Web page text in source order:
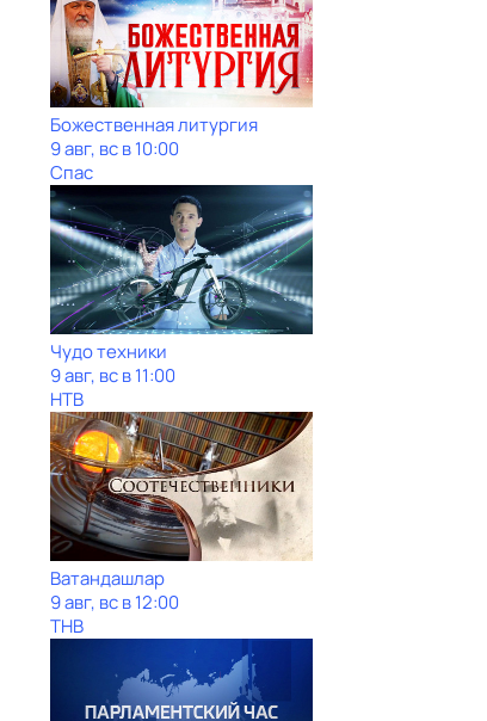
Божественная литургия
9 авг, вс в 10:00
Спас
Чудо техники
9 авг, вс в 11:00
НТВ
Ватандашлар
9 авг, вс в 12:00
ТНВ